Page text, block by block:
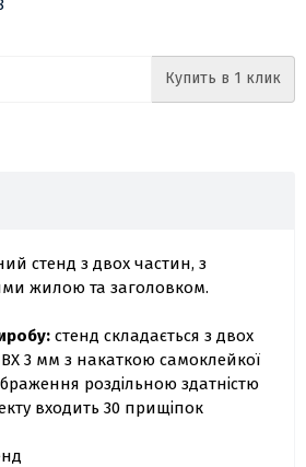
Купить в 1 клик
стенд з двох частин, з
жилою та заголовком.
стенд складається з двох
3 мм з накаткою самоклейкої
роздільною здатністю
входить 30 прищіпок